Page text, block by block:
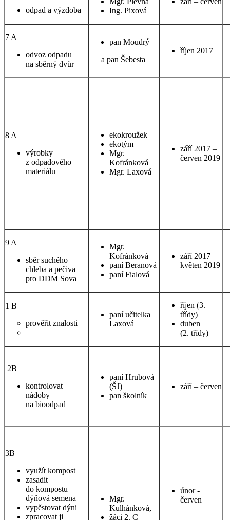
odpad a výzdoba
Ing. Pixová
7 A
odvoz odpadu
na sběrný dvůr
pan Moudrý
a pan Šebesta
říjen 2017
8 A
výrobky
z odpadového
materiálu
ekokroužek
ekotým
Mgr.
Kofránková
Mgr. Laxová
září 2017 –
červen 2019
9 A
sběr suchého
chleba a pečiva
pro DDM Sova
Mgr.
Kofránková
paní Beranová
paní Fialová
září 2017 –
květen 2019
1 B
prověřit znalosti
paní učitelka
Laxová
říjen (3.
třídy)
duben
(2. třídy)
2B
kontrolovat
nádoby
na bioodpad
paní Hrubová
(ŠJ)
pan školník
září – červen
3B
využít kompost
zasadit
do kompostu
dýňová semena
vypěstovat dýni
zpracovat ji
Mgr.
Kulhánková,
žáci 2. C
únor -
červen